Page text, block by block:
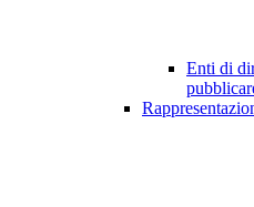
Enti di